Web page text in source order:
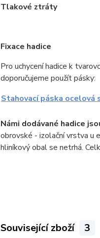
Tlakové ztráty
Fixace hadice
Pro uchycení hadice k
doporučujeme použít pásky:
Stahovací páska ocelová
Námi dodávané hadice
obrovské - izolační vrstva u
hliníkový obal se netrhá.
Související zboží 3